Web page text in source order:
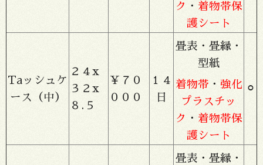
ク ・ 着物帯保
護シート
Taッシュケ
ース（中）
２４x
３２x
８.５
￥７０
０００
１４
日
畳表・畳縁・
型紙
着物帯 ・ 強化
プラスチッ
ク ・ 着物帯保
護シート
⚪︎
畳表・畳縁・